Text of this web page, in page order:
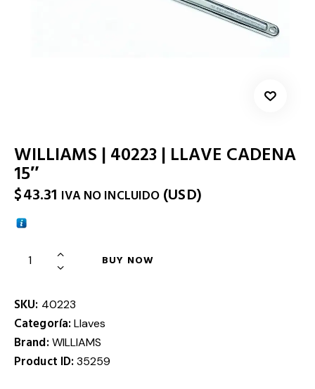
WILLIAMS | 40223 | LLAVE CADENA
15″
$43.31 IVA NO INCLUIDO (USD)
BUY NOW
SKU: 40223
Categoría:Llaves
Brand: WILLIAMS
Product ID:35259